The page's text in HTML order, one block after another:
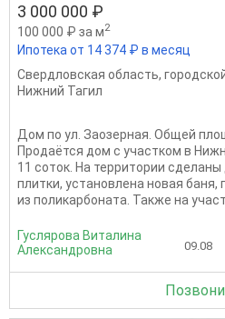
3 000 000 ₽
100 000 ₽ за м2
Ипотека от 14 374 ₽ в месяц
Свердловская область,
Нижний Тагил
Дом по ул. Заозерная. Общей
Продаётся дом с участком в
11 соток. На территории
плитки, установлена новая
из поликарбоната. Также на
Гуслярова Виталина
Александровна
09.08